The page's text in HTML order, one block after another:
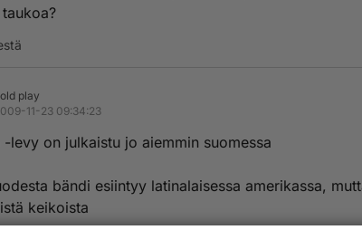
play
11-23 09:34:23
-levy on julkaistu jo aiemmin suomessa
bändi esiintyy latinalaisessa amerikassa,
keikoista